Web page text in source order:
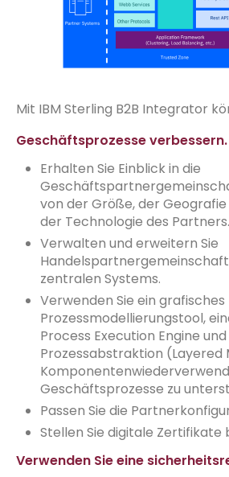
Mit IBM Sterling B2B Integrator
Geschäftsprozesse verbessern.
Erhalten Sie Einblick in die
von der Größe, der
der Technologie des Partners.
Verwalten und erweitern Sie
zentralen Systems.
Verwenden Sie ein grafisches
Prozessmodellierungstool,
Process Execution Engine
Prozessabstraktion (Layered
Geschäftsprozesse zu
Passen Sie die
Stellen Sie digitale Zertifikate
Verwenden Sie eine